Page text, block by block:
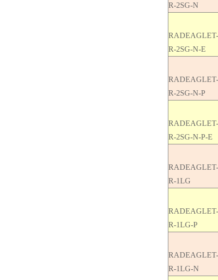
R-2SG-N
RADEAGLET-
R-2SG-N-E
RADEAGLET-
R-2SG-N-P
RADEAGLET-
R-2SG-N-P-E
RADEAGLET-
R-1LG
RADEAGLET-
R-1LG-P
RADEAGLET-
R-1LG-N